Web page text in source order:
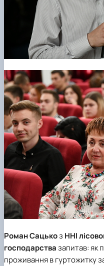
Роман Сацькоз ННІ
господарствазапитав: як
проживання в гуртожитку